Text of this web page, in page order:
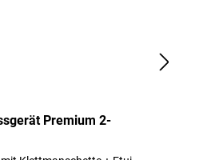
Premium 2-